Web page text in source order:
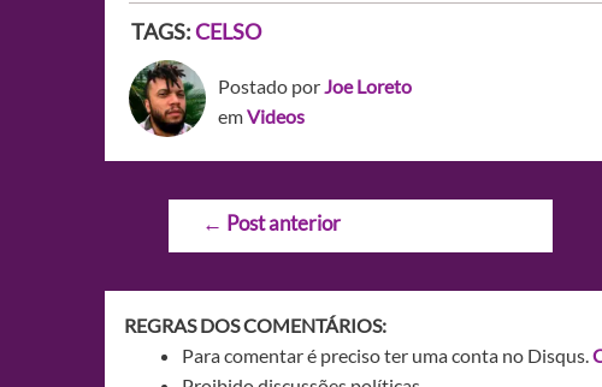
TAGS:CELSO
Postado porJoe Loreto
emVideos
Navegação
← Post anterior
REGRAS DOS COMENTÁRIOS:
Para comentar é preciso ter uma conta no Disqus.